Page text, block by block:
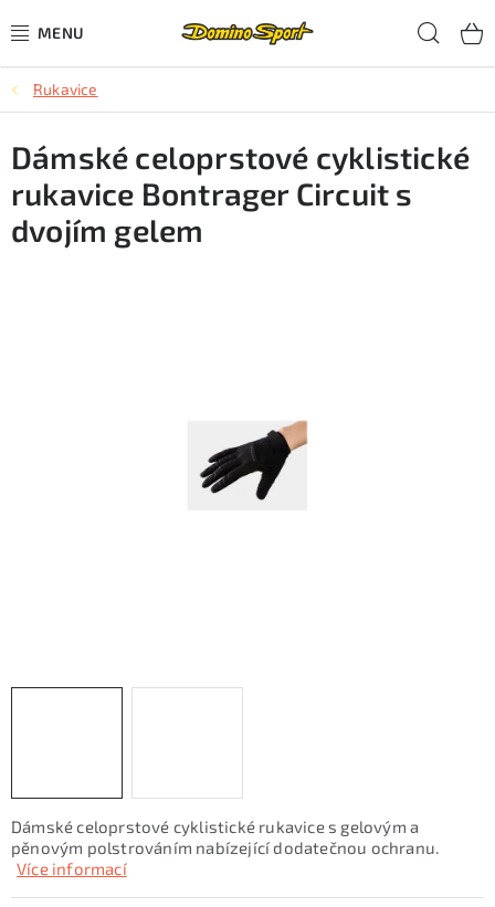
na
CYKLISTIKA
SJEZDOVÉ LYŽOVÁNÍ
SKIALPOVÉ LYŽOVÁNÍ
Rukavice
Dámské celoprstové cyklistické rukavice s gelovým a
pěnovým polstrováním nabízející dodatečnou ochranu.
Více informací
Dámské celoprstové cyklistické
rukavice Bontrager Circuit s
dvojím gelem